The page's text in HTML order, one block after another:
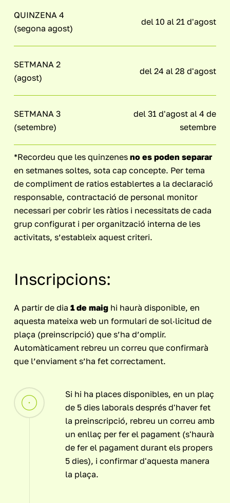
QUINZENA 4
(segona agost)
del 10 al 21 d'agost
SETMANA 2
(agost)
del 24 al 28 d'agost
SETMANA 3
(setembre)
del 31 d'agost al 4 de
setembre
*Recordeu que les quinzenes no es poden separar
en setmanes soltes, sota cap concepte. Per tema
de compliment de ratios establertes a la declaració
responsable, contractació de personal monitor
necessari per cobrir les ràtios i necessitats de cada
grup configurat i per organització interna de les
activitats, s’estableix aquest criteri.
Inscripcions:
A partir de dia 1 de maighi haurà disponible, en
aquesta mateixa web un formulari de sol·licitud de
plaça (preinscripció) que s’ha d’omplir.
Automàticament rebreu un correu que confirmarà
que l’enviament s’ha fet correctament.
Si hi ha places disponibles, en un plaç
de 5 dies laborals després d'haver fet
la preinscripció, rebreu un correu amb
un enllaç per fer el pagament (s'haurà
de fer el pagament durant els propers
5 dies), i confirmar d'aquesta manera
la plaça.